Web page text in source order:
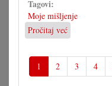
Tagovi:
Moje mišljenje
Pročitaj već
U
čem
more
pomoći
1 2 3 4